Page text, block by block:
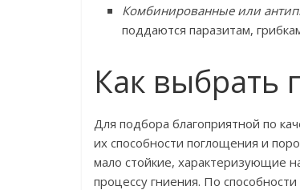
Комбинированные или
поддаются паразитам,
Как выбрать
Для подбора благоприятной по
их способности поглощения и
мало стойкие, характеризующие
процессу гниения. По